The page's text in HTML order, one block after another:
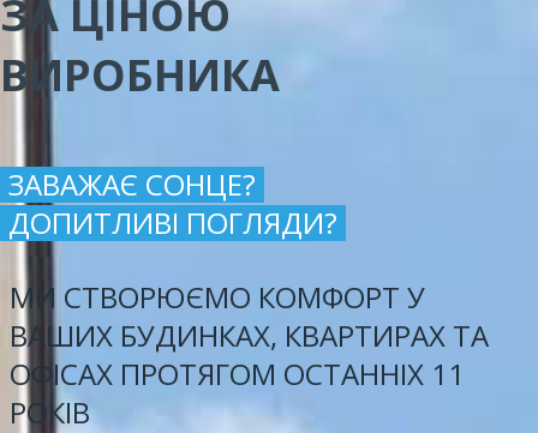
ЗА ЦІНОЮ
ВИРОБНИКА
ЗАВАЖАЄ СОНЦЕ?
ДОПИТЛИВІ ПОГЛЯДИ?
МИ СТВОРЮЄМО КОМФОРТ У
ВАШИХ БУДИНКАХ, КВАРТИРАХ ТА
ОФІСАХ ПРОТЯГОМ ОСТАННІХ 11
РОКІВ